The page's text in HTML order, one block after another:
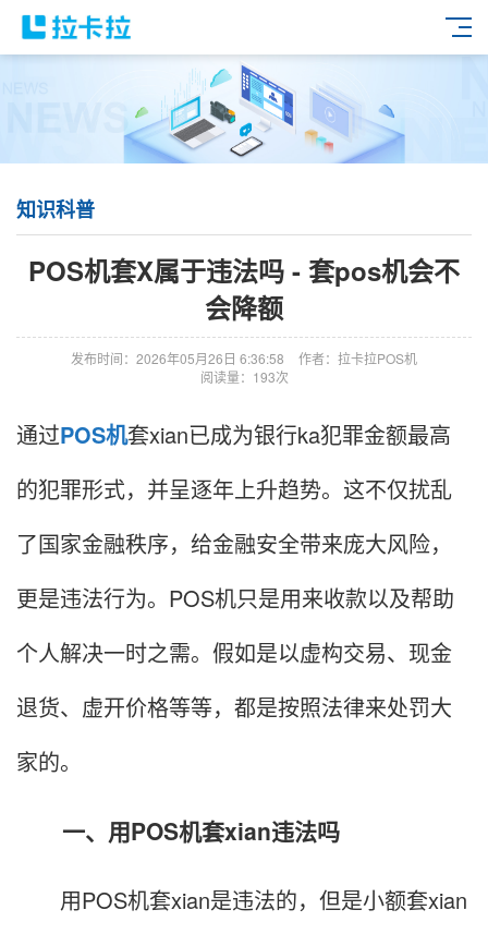
知识科普
POS机套X属于违法吗 - 套pos机会不
会降额
发布时间：2026年05月26日 6:36:58
作者：拉卡拉POS机
阅读量：193次
通过POS机套xian已成为银行ka犯罪金额最高
的犯罪形式，并呈逐年上升趋势。这不仅扰乱
了国家金融秩序，给金融安全带来庞大风险，
更是违法行为。POS机只是用来收款以及帮助
个人解决一时之需。假如是以虚构交易、现金
退货、虚开价格等等，都是按照法律来处罚大
家的。
一、用POS机套xian违法吗
用POS机套xian是违法的，但是小额套xian